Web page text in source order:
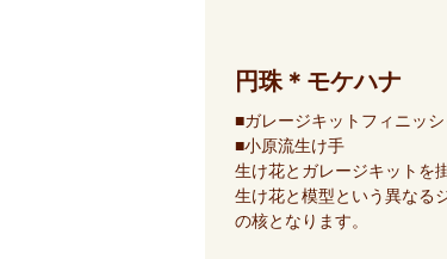
円珠＊モケハナ
■ガレージキットフィニッ
■小原流生け手
生け花とガレージキットを
生け花と模型という異なる
の核となります。